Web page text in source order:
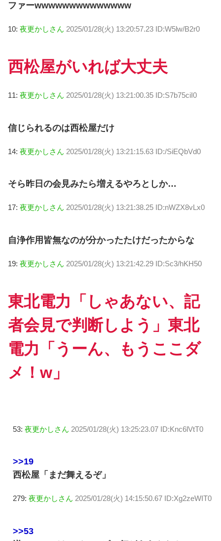
ファーwwwwwwwwwwwwww
10: 夜更かしさん 2025/01/28(火) 13:20:57.23 ID:W5lw/B2r0
西松屋がいれば大丈夫
11: 夜更かしさん 2025/01/28(火) 13:21:00.35 ID:S7b75ciI0
信じられるのは西松屋だけ
14: 夜更かしさん 2025/01/28(火) 13:21:15.63 ID:/SiEQbVd0
そら昨日の会見みたら増えるやろとしか…
17: 夜更かしさん 2025/01/28(火) 13:21:38.25 ID:nWZX8vLx0
自浄作用皆無なのが分かったたけだったからな
19: 夜更かしさん 2025/01/28(火) 13:21:42.29 ID:Sc3/hKH50
東北電力「しゃあない、記
者会見で判断しよう」東北
電力「うーん、もうここダ
メ！w」
53: 夜更かしさん 2025/01/28(火) 13:25:23.07 ID:Knc6lVtT0
>>19
西松屋「まだ舞えるぞ」
279: 夜更かしさん 2025/01/28(火) 14:15:50.67 ID:Xg2zeWIT0
>>53